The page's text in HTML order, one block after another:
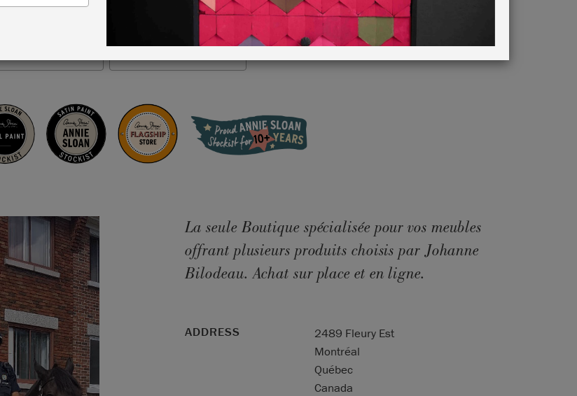
La seule Boutique spécialisée pour vos meubles
offrant plusieurs produits choisis par Johanne
Bilodeau. Achat sur place et en ligne.
ADDRESS
2489 Fleury Est
Montréal
Québec
Canada